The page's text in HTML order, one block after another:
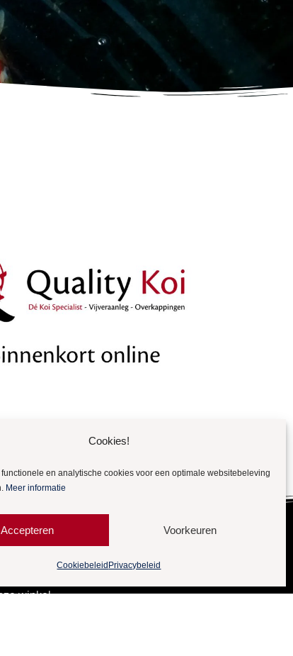
Cookies!
en analytische cookies voor een optimale websitebeleving
Meer informatie
Accepteren Voorkeuren
Cookiebeleid Privacybeleid
QualityKoi
winkel